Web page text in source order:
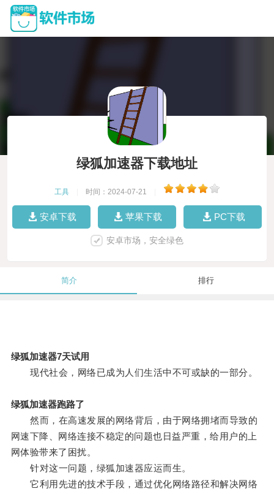
绿狐加速器下载地址
工具 时间：2024-07-21
安卓下载 苹果下载 PC下载
安卓市场，安全绿色
简介 排行
绿狐加速器7天试用
现代社会，网络已成为人们生活中不可或缺的一部分。
绿狐加速器跑路了
然而，在高速发展的网络背后，由于网络拥堵而导致的
网速下降、网络连接不稳定的问题也日益严重，给用户的上
网体验带来了困扰。
针对这一问题，绿狐加速器应运而生。
它利用先进的技术手段，通过优化网络路径和解决网络